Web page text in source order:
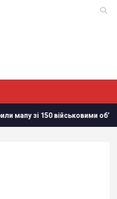
військовими обʼєктам в